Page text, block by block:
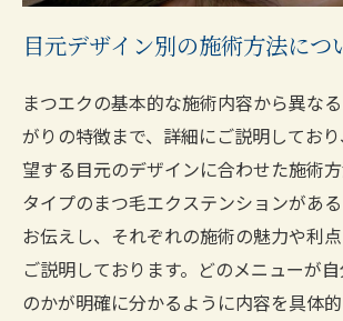
目元デザイン別の施術方法につ
まつエクの基本的な施術内容から異な
がりの特徴まで、詳細にご説明してお
望する目元のデザインに合わせた施術
タイプのまつ毛エクステンションがあ
お伝えし、それぞれの施術の魅力や利
ご説明しております。どのメニューが
のかが明確に分かるように内容を具体